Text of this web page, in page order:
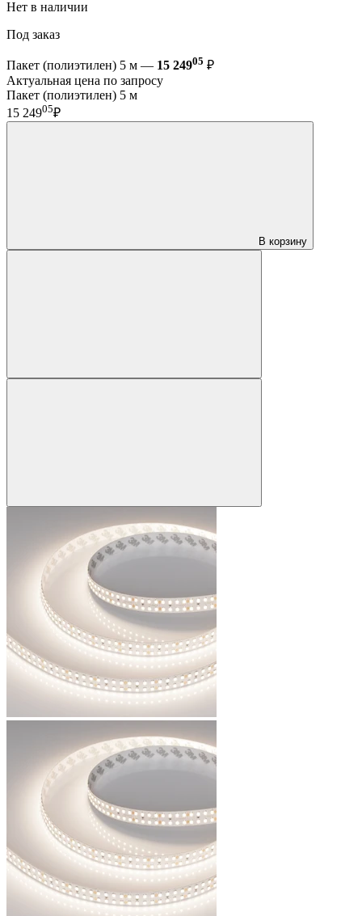
Нет в наличии
Под заказ
Пакет (полиэтилен) 5 м — 15 24905 ₽
Актуальная цена по запросу
Пакет (полиэтилен) 5 м
15 24905₽
В корзину